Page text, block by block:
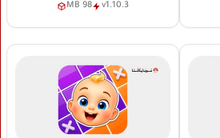
v1.10.3
98 MB